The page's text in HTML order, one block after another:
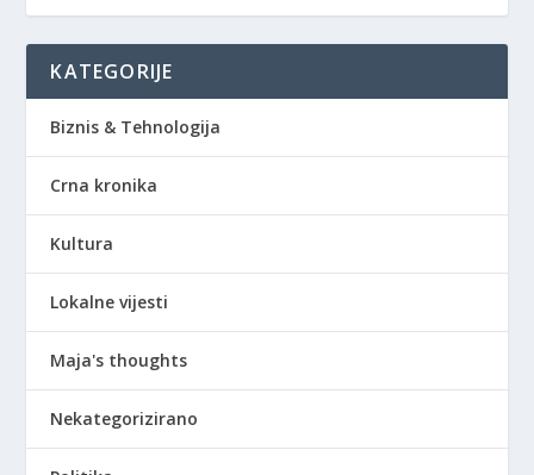
KATEGORIJE
Biznis & Tehnologija
Crna kronika
Kultura
Lokalne vijesti
Maja's thoughts
Nekategorizirano